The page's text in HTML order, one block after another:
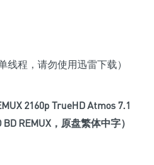
单线程，请勿使用迅雷下载）
2160p TrueHD Atmos 7.1
REMUX，原盘繁体中字）